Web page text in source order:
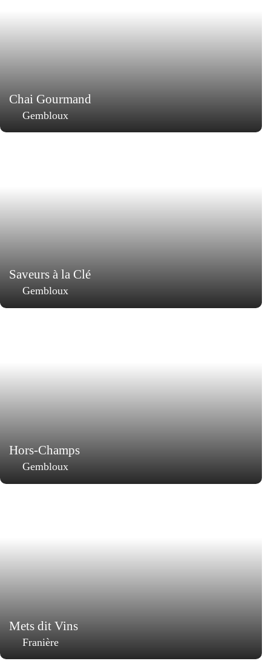
Chai Gourmand
Gembloux
Saveurs à la Clé
Gembloux
Hors-Champs
Gembloux
Mets dit Vins
Franière